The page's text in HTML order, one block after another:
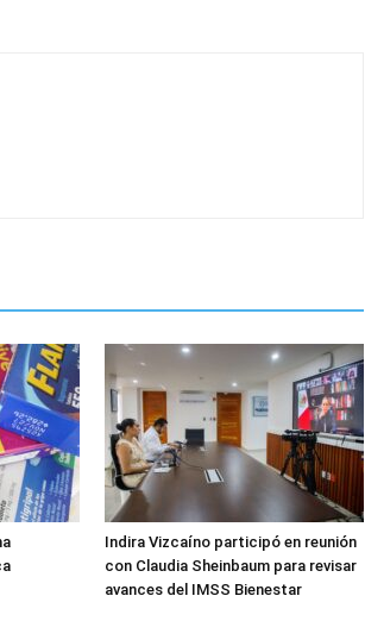
Indira Vizcaíno participó en reunión
con Claudia Sheinbaum para revisar
avances del IMSS Bienestar